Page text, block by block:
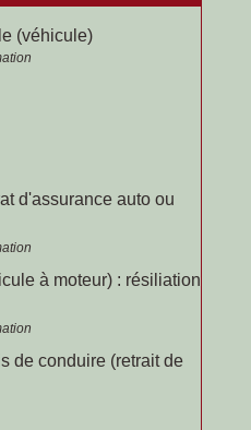
(véhicule)
d'assurance auto ou
à moteur) : résiliation
de conduire (retrait de